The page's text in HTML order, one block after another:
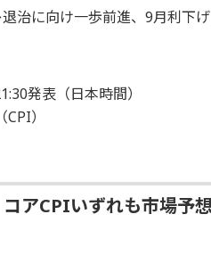
退治に向け一歩前進、9月利下
発表（日本時間）
）
コアCPIいずれも市場予